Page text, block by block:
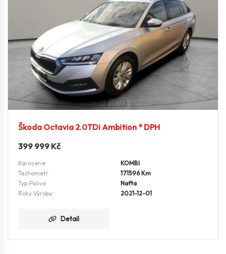
Škoda Octavia 2.0TDi Ambition * DPH
399 999 Kč
Karoserie
KOMBI
Tachometr
171596 Km
Typ Paliva
Nafta
Roky Výroby
2021-12-01
Detail